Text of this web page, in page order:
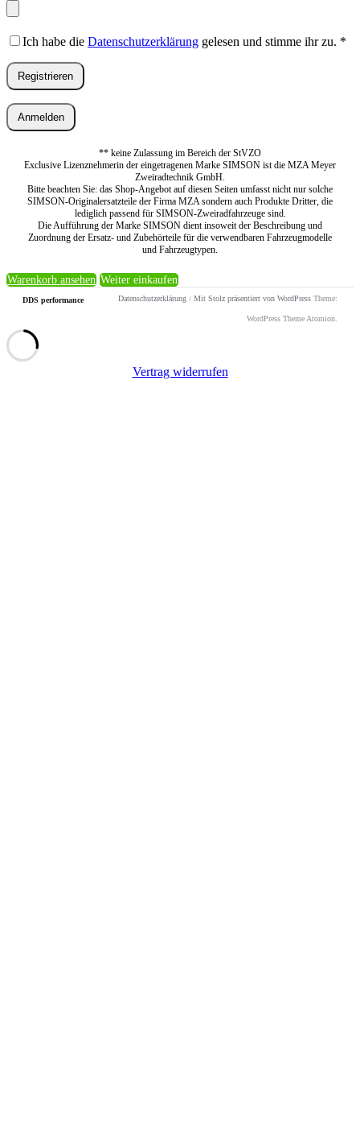
Ich habe die Datenschutzerklärung gelesen und stimme ihr zu. *
Registrieren
Anmelden
** keine Zulassung im Bereich der StVZO
Exclusive Lizenznehmerin der eingetragenen Marke SIMSON ist die MZA Meyer
Zweiradtechnik GmbH.
Bitte beachten Sie: das Shop-Angebot auf diesen Seiten umfasst nicht nur solche
SIMSON-Originalersatzteile der Firma MZA sondern auch Produkte Dritter, die
lediglich passend für SIMSON-Zweiradfahrzeuge sind.
Die Aufführung der Marke SIMSON dient insoweit der Beschreibung und
Zuordnung der Ersatz- und Zubehörteile für die verwendbaren Fahrzeugmodelle
und Fahrzeugtypen.
Warenkorb ansehen Weiter einkaufen
DDS performance Datenschutzerklärung / Mit Stolz präsentiert von WordPress Theme:
WordPress Theme Atomion.
Vertrag widerrufen